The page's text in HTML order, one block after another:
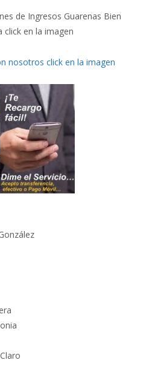
de Ingresos Guarenas Bien
click en la imagen
nosotros click en la imagen